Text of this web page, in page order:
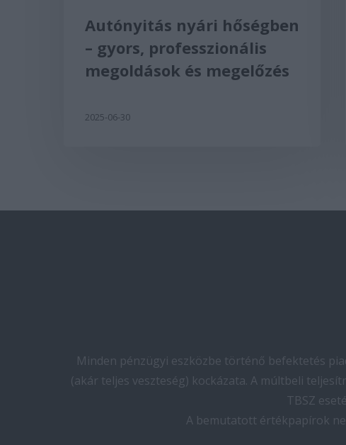
Autónyitás nyári hőségben
– gyors, professzionális
megoldások és megelőzés
2025-06-30
Minden pénzügyi eszközbe történő befektetés
(akár teljes veszteség) kockázata. A múltbeli
TBSZ
A bemutatott értékpapírok